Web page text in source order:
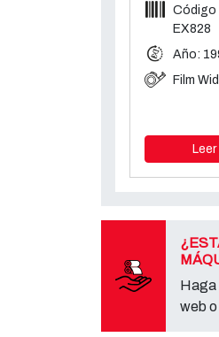
Código
EX828
Año:
Film
Haga
web